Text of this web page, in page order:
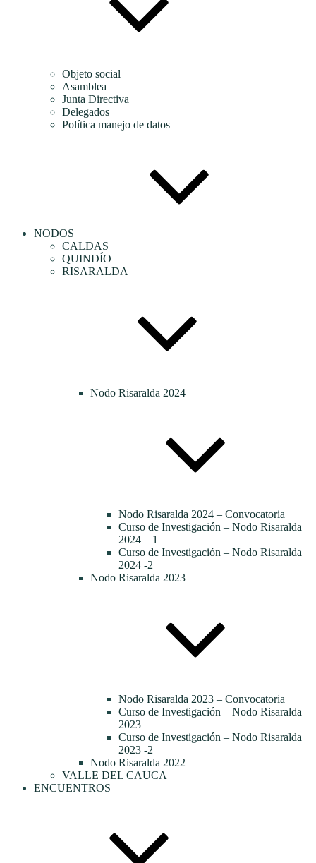
Objeto social
Asamblea
Junta Directiva
Delegados
Política manejo de datos
NODOS
CALDAS
QUINDÍO
RISARALDA
Nodo Risaralda 2024
Nodo Risaralda 2024 – Convocatoria
Curso de Investigación – Nodo Risaralda
2024 – 1
Curso de Investigación – Nodo Risaralda
2024 -2
Nodo Risaralda 2023
Nodo Risaralda 2023 – Convocatoria
Curso de Investigación – Nodo Risaralda
2023
Curso de Investigación – Nodo Risaralda
2023 -2
Nodo Risaralda 2022
VALLE DEL CAUCA
ENCUENTROS